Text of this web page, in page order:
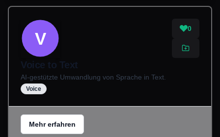
V
0
Voice to Text
AI-gestützte Umwandlung von Sprache in Text.
Voice
Mehr erfahren